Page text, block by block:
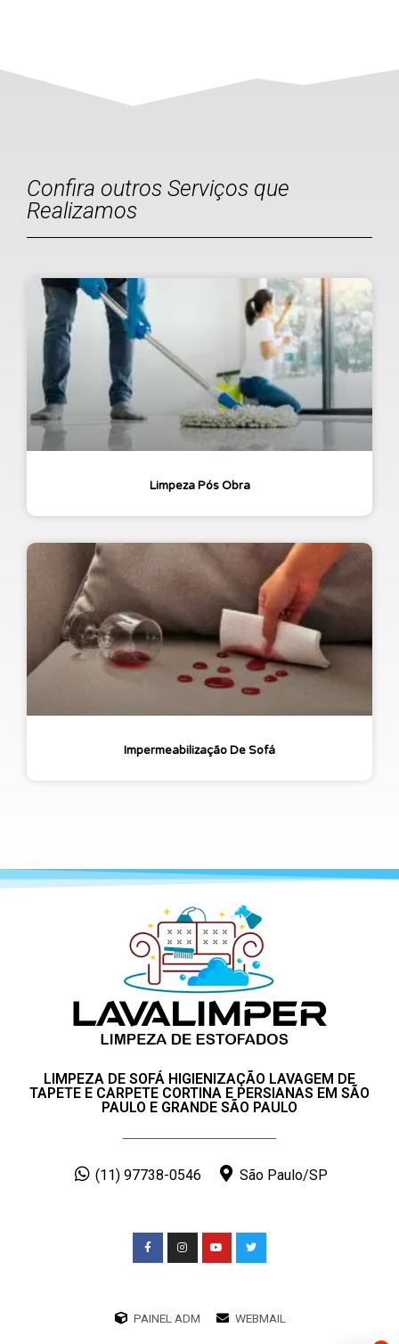
Confira outros Serviços que
Realizamos
Limpeza Pós Obra
Impermeabilização De Sofá
LIMPEZA DE SOFÁ HIGIENIZAÇÃO LAVAGEM DE
TAPETE E CARPETE CORTINA E PERSIANAS EM SÃO
PAULO E GRANDE SÃO PAULO
(11) 97738-0546 São Paulo/SP
PAINEL ADM WEBMAIL